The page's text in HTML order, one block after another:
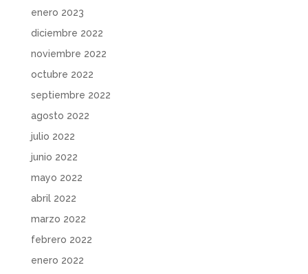
enero 2023
diciembre 2022
noviembre 2022
octubre 2022
septiembre 2022
agosto 2022
julio 2022
junio 2022
mayo 2022
abril 2022
marzo 2022
febrero 2022
enero 2022